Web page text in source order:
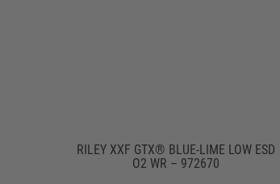
RILEY XXF GTX® BLUE-LIME LOW ESD
O2 WR – 972670